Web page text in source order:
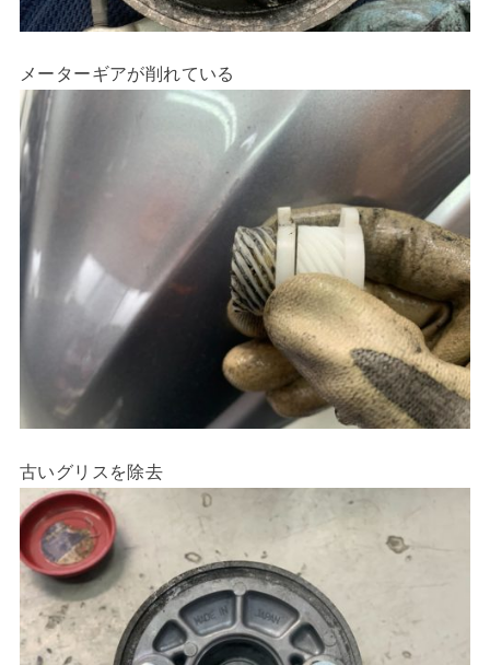
メーターギアが削れている
古いグリスを除去